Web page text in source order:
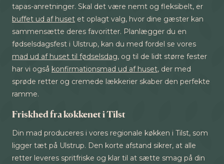
tapas-anretninger. Skal det være nemt og fleksibelt, er
buffet ud af huset et oplagt valg, hvor dine gæster kan
sammensætte deres favoritter. Planlægger du en
fødselsdagsfest i Ulstrup, kan du med fordel se vores
mad ud af huset til fødselsdag, og til de lidt større fester
har vi også konfirmationsmad ud af huset, der med
sprøde retter og cremede lækkerier skaber den perfekte
ramme.
Friskhed fra køkkenet i Tilst
Din mad produceres i vores regionale køkken i Tilst, som
ligger tæt på Ulstrup. Den korte afstand sikrer, at alle
retter leveres spritfriske og klar til at sætte smag på din